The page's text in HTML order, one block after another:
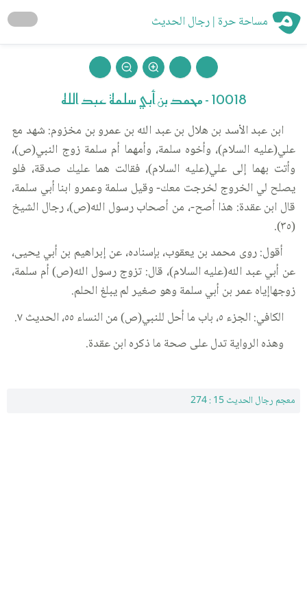
مساحة حرة | رجال الحديث
10018 - محمد بن أبي سلمة عبد الله
ابن عبد الأسد بن هلال بن عبد الله بن عمرو بن مخزوم: شهد مع
علي(عليه السلام)، وأخوه سلمة، وأمهما أم سلمة زوج النبي(ص)،
وأتت بهما إلى علي(عليه السلام)، فقالت هما عليك صدقة، فلو
يصلح لي الخروج لخرجت معك- وقيل سلمة وعمرو ابنا أبي سلمة،
قال ابن عقدة: هذا أصح-، من أصحاب رسول الله(ص)، رجال الشيخ
(٣٥).
أقول: روى محمد بن يعقوب، بإسناده، عن إبراهيم بن أبي يحيى،
عن أبي عبد الله(عليه السلام)، قال: تزوج رسول الله(ص) أم سلمة،
زوجهاإياه عمر بن أبي سلمة وهو صغير لم يبلغ الحلم.
الكافي: الجزء ٥، باب ما أحل للنبي(ص) من النساء ٥٥، الحديث ٧.
وهذه الرواية تدل على صحة ما ذكره ابن عقدة.
معجم رجال الحديث 15 : 274